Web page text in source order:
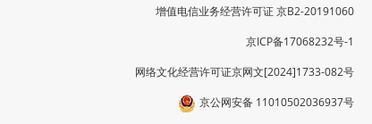
增值电信业务经营许可证 京B2-20191060
京ICP备17068232号-1
网络文化经营许可证京网文[2024]1733-082号
京公网安备 11010502036937号